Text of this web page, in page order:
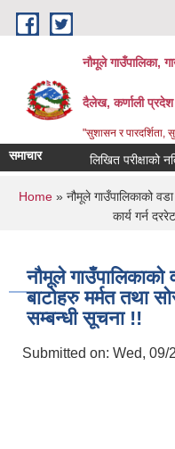
Skip to main content
नौमूले गाउँपालिका,
दैलेख, कर्णाली प्रदेश
"सुशासन र पारदर्शिता,
समाचार लिखित परीक्षाको
You are here
Home » नौमूले गाउँपालिकाको
कार्य गर्न
नौमूले
बाटोहरु मर्मत तथा
सम्बन्धी सूचना !!
Submitted on: Wed, 09/